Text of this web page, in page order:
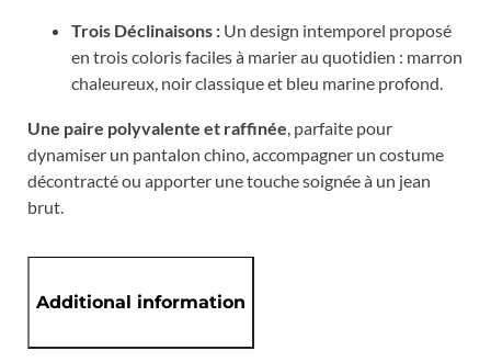
Trois Déclinaisons : Un design intemporel proposé
en trois coloris faciles à marier au quotidien : marron
chaleureux, noir classique et bleu marine profond.
Une paire polyvalente et raffinée , parfaite pour
dynamiser un pantalon chino, accompagner un costume
décontracté ou apporter une touche soignée à un jean
brut.
Additional information